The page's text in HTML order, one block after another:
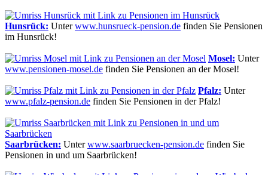
Hunsrück: Unterwww.hunsrueck-pension.de finden Sie Pensionen
im Hunsrück!
Mosel: Unter
www.pensionen-mosel.de finden Sie Pensionen an der Mosel!
Pfalz: Unter
www.pfalz-pension.de finden Sie Pensionen in der Pfalz!
Saarbrücken: Unterwww.saarbruecken-pension.de finden Sie
Pensionen in und um Saarbrücken!